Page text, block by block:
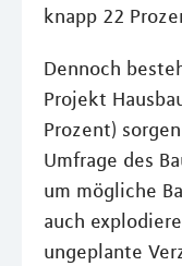
knapp 22
Dennoch
Projekt
Prozent)
Umfrage des
um mögliche
auch
ungeplante